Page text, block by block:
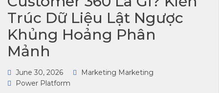
Trúc Dữ Liệu Lật Ngược
Khủng Hoảng Phân
Mảnh
June 30, 2026
Marketing Marketing
Power Platform